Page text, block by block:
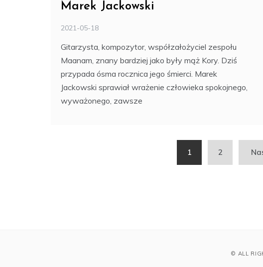
Marek Jackowski
2021-05-18
Gitarzysta, kompozytor, współzałożyciel zespołu
Maanam, znany bardziej jako były mąż Kory. Dziś
przypada ósma rocznica jego śmierci. Marek
Jackowski sprawiał wrażenie człowieka spokojnego,
wyważonego, zawsze
1 2
© ALL